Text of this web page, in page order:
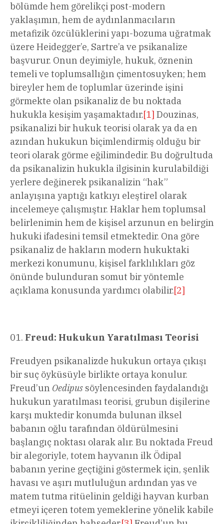
bölümde hem görelikçi post-modern
yaklaşımın, hem de aydınlanmacıların
metafizik özcülüklerini yapı-bozuma uğratmak
üzere Heidegger’e, Sartre’a ve psikanalize
başvurur. Onun deyimiyle, hukuk, öznenin
temeli ve toplumsallığın çimentosuyken; hem
bireyler hem de toplumlar üzerinde işini
görmekte olan psikanaliz de bu noktada
hukukla kesişim yaşamaktadır.[1] Douzinas,
psikanalizi bir hukuk teorisi olarak ya da en
azından hukukun biçimlendirmiş olduğu bir
teori olarak görme eğilimindedir. Bu doğrultuda
da psikanalizin hukukla ilgisinin kurulabildiği
yerlere değinerek psikanalizin “hak”
anlayışına yaptığı katkıyı eleştirel olarak
incelemeye çalışmıştır. Haklar hem toplumsal
belirlenimin hem de kişisel arzunun en belirgin
hukuki ifadesini temsil etmektedir. Ona göre
psikanaliz de hakların modern hukuktaki
merkezi konumunu, kişisel farklılıkları göz
önünde bulunduran somut bir yöntemle
açıklama konusunda yardımcı olabilir.[2]
Freud: Hukukun Yaratılması Teorisi
Freudyen psikanalizde hukukun ortaya çıkışı
bir suç öyküsüyle birlikte ortaya konulur.
Freud’un Oedipus söylencesinden faydalandığı
hukukun yaratılması teorisi, grubun dişilerine
karşı muktedir konumda bulunan ilksel
babanın oğlu tarafından öldürülmesini
başlangıç noktası olarak alır. Bu noktada Freud
bir alegoriyle, totem hayvanın ilk Ödipal
babanın yerine geçtiğini göstermek için, şenlik
havası ve aşırı mutluluğun ardından yas ve
matem tutma ritüelinin geldiği hayvan kurban
etmeyi içeren totem yemeklerine yönelik kabile